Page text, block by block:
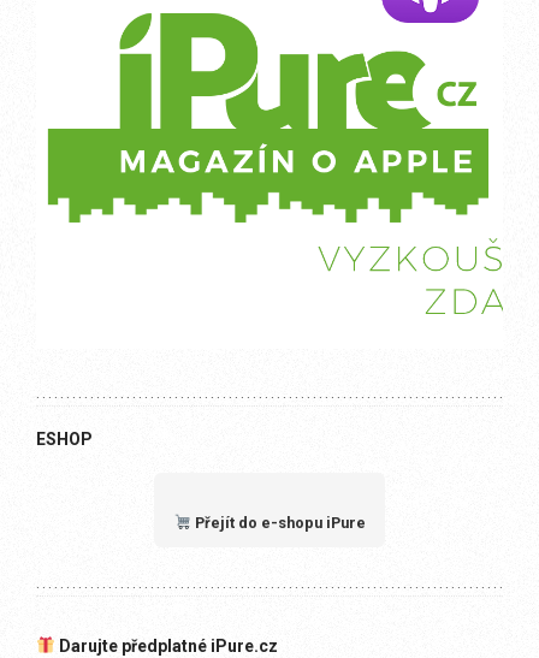
ESHOP
Přejít do e-shopu iPure
Darujte předplatné iPure.cz